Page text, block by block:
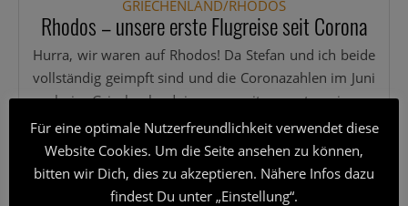
GRIECHENLAND/RHODOS
Rhodos – unsere erste Flugreise seit Corona
Hur­ra, wir waren auf Rho­dos! Da Ste­fan und ich bei­de
voll­stän­dig geimpft sind und die Coro­na­zah­len im Juni
auch in Grie­chen­land immer wei­ter run­ter gin­gen,
haben wir ganz spon­tan unse­re ers­te Flug­rei­se seit
Coro­na eine[...]
Wei­ter­le­sen
Für eine optimale Nutzerfreundlichkeit verwendet diese
Website Cookies. Um die Seite ansehen zu können,
bitten wir Dich, dies zu akzeptieren. Nähere Infos dazu
findest Du unter „Einstellung“.